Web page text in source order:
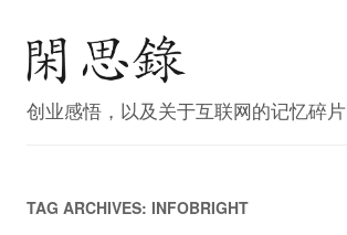
创业感悟，以及关于互联网的记忆碎片
TAG ARCHIVES: INFOBRIGHT